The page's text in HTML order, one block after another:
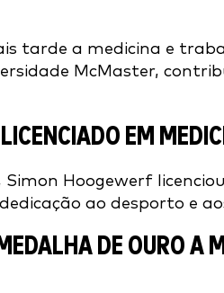
tarde a medicina e
McMaster,
EM
Hoogewerf
ao desporto e
DE OURO A